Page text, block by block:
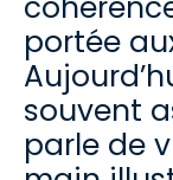
portée
souvent
parle de